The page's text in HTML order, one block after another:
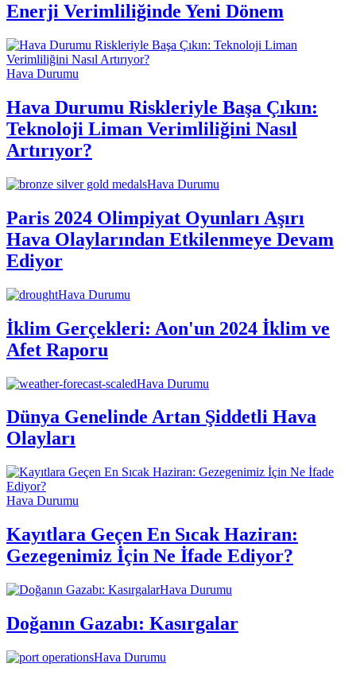
Enerji Verimliliğinde Yeni Dönem
Hava Durumu
Hava Durumu Riskleriyle Başa Çıkın:
Teknoloji Liman Verimliliğini Nasıl
Artırıyor?
Hava Durumu
Paris 2024 Olimpiyat Oyunları Aşırı
Hava Olaylarından Etkilenmeye Devam
Ediyor
Hava Durumu
İklim Gerçekleri: Aon'un 2024 İklim ve
Afet Raporu
Hava Durumu
Dünya Genelinde Artan Şiddetli Hava
Olayları
Hava Durumu
Kayıtlara Geçen En Sıcak Haziran:
Gezegenimiz İçin Ne İfade Ediyor?
Hava Durumu
Doğanın Gazabı: Kasırgalar
Hava Durumu